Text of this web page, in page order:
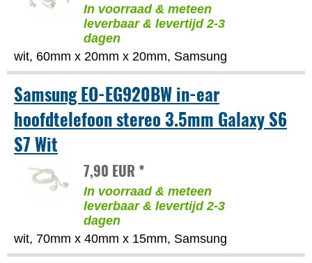
In voorraad & meteen
leverbaar & levertijd 2-3
dagen
wit, 60mm x 20mm x 20mm, Samsung
Samsung EO-EG920BW in-ear
hoofdtelefoon stereo 3.5mm Galaxy S6
S7 Wit
7,90 EUR *
In voorraad & meteen
leverbaar & levertijd 2-3
dagen
wit, 70mm x 40mm x 15mm, Samsung